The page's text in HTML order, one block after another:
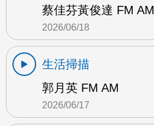
蔡佳芬黃俊達 FM AM
2026/06/18
生活掃描
郭月英 FM AM
2026/06/17